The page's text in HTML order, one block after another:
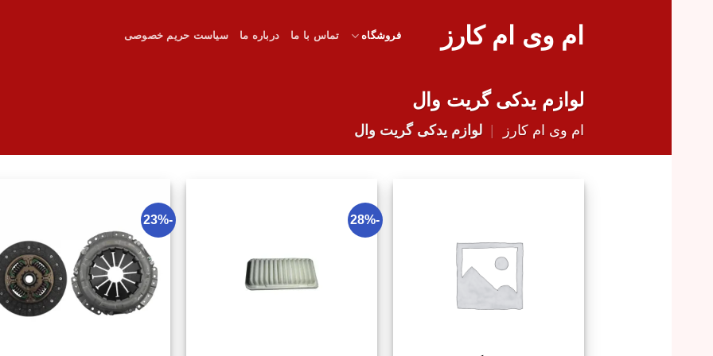
ام وی ام کارز فروشگاه تماس با ما درباره ما سیاست حریم خصوصی
لوازم یدکی گریت وال
ام وی ام کارز | لوازم یدکی گریت وال
-28%
-23%